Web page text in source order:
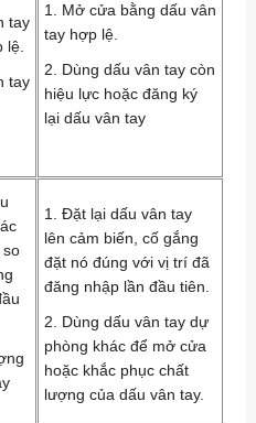
tay
lệ.
tay
1. Mở cửa bằng dấu vân
tay hợp lệ.
2. Dùng dấu vân tay còn
hiệu lực hoặc đăng ký
lại dấu vân tay
so
1. Đặt lại dấu vân tay
lên cảm biến, cố gắng
đặt nó đúng với vị trí đã
đăng nhập lần đầu tiên.
2. Dùng dấu vân tay dự
phòng khác để mở cửa
hoặc khắc phục chất
lượng của dấu vân tay.